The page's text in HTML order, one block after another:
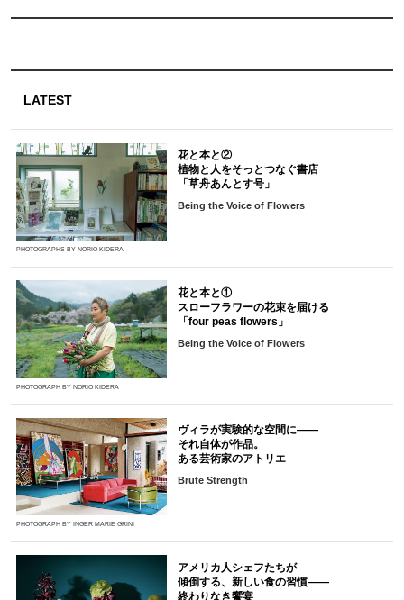
LATEST
PHOTOGRAPHS BY NORIO KIDERA
花と本と②
植物と人をそっとつなぐ書店
「草舟あんとす号」
Being the Voice of Flowers
PHOTOGRAPH BY NORIO KIDERA
花と本と①
スローフラワーの花束を届ける
「four peas flowers」
Being the Voice of Flowers
PHOTOGRAPH BY INGER MARIE GRINI
ヴィラが実験的な空間に――
それ自体が作品。
ある芸術家のアトリエ
Brute Strength
アメリカ人シェフたちが
傾倒する、新しい食の習慣――
終わりなき饗宴